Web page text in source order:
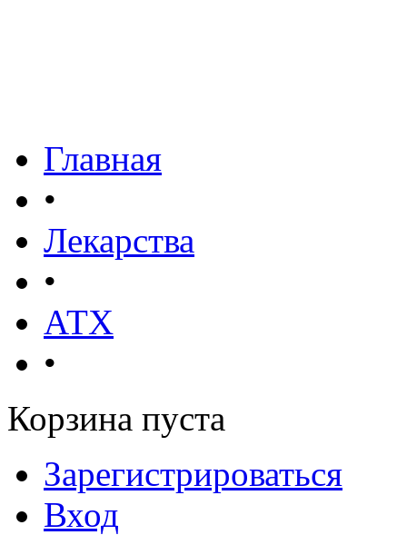
Главная
•
Лекарства
•
АТХ
•
Корзина пуста
Зарегистрироваться
Вход